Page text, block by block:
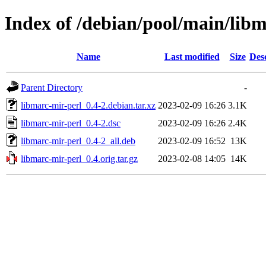
Index of /debian/pool/main/
Name Last modified Size
Parent Directory
-
libmarc-mir-perl_0.4-2.debian.tar.xz 2023-02-09 16:26 3.1K
libmarc-mir-perl_0.4-2.dsc
2023-02-09 16:26 2.4K
libmarc-mir-perl_0.4-2_all.deb
2023-02-09 16:52 13K
libmarc-mir-perl_0.4.orig.tar.gz
2023-02-08 14:05 14K